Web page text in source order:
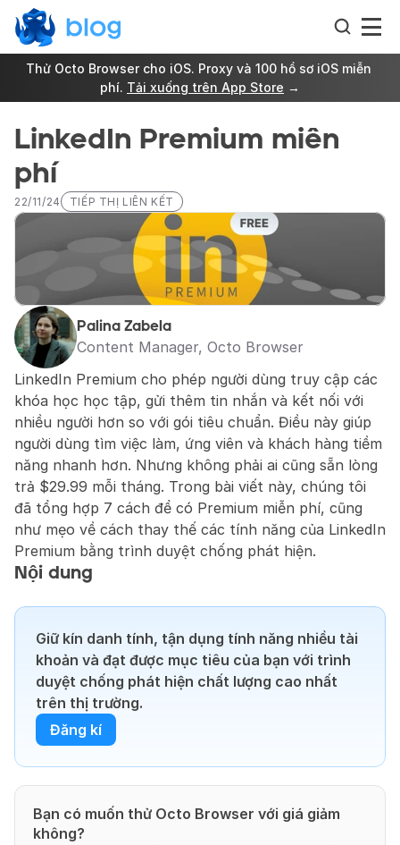
Thử Octo Browser cho iOS. Proxy và 100 hồ sơ iOS miễn
phí. Tải xuống trên App Store →
LinkedIn Premium miễn
phí
22/11/24 TIẾP THỊ LIÊN KẾT
Palina Zabela
Content Manager, Octo Browser
LinkedIn Premium cho phép người dùng truy cập các
khóa học học tập, gửi thêm tin nhắn và kết nối với
nhiều người hơn so với gói tiêu chuẩn. Điều này giúp
người dùng tìm việc làm, ứng viên và khách hàng tiềm
năng nhanh hơn. Nhưng không phải ai cũng sẵn lòng
trả $29.99 mỗi tháng. Trong bài viết này, chúng tôi
đã tổng hợp 7 cách để có Premium miễn phí, cũng
như mẹo về cách thay thế các tính năng của LinkedIn
Premium bằng trình duyệt chống phát hiện.
Nội dung
Giữ kín danh tính, tận dụng tính năng nhiều tài
khoản và đạt được mục tiêu của bạn với trình
duyệt chống phát hiện chất lượng cao nhất
trên thị trường.
Đăng kí
Bạn có muốn thử Octo Browser với giá giảm
không?